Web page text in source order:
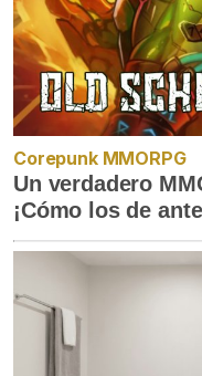
Corepunk MMORPG
Un verdadero
¡Cómo los de